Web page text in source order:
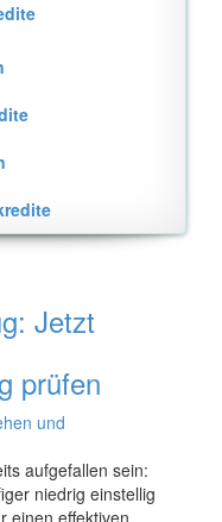
Jetzt
prüfen
aufgefallen sein:
niedrig einstellig
einen effektiven